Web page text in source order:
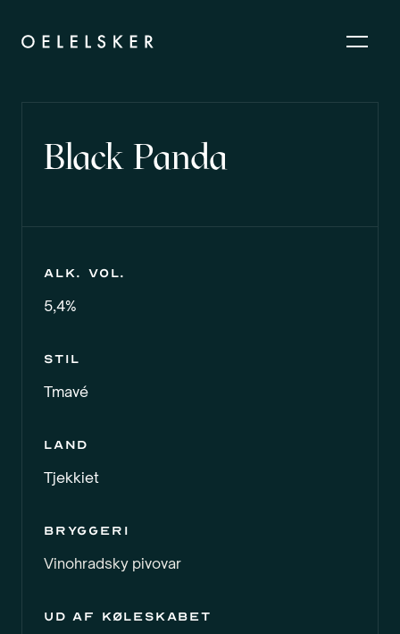
Black Panda
Alk. vol.
5,4%
Stil
Tmavé
Land
Tjekkiet
Bryggeri
Vinohradsky pivovar
Ud af køleskabet